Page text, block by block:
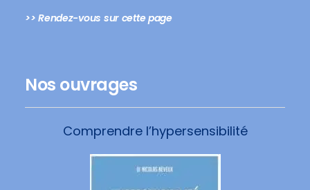
>> Rendez-vous sur cette page
Nos ouvrages
Comprendre l’hypersensibilité